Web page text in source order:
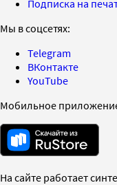
Подписка на
Мы в соцсетях:
Telegram
ВКонтакте
YouTube
Мобильное
На сайте работает